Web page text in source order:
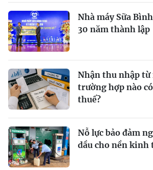
Nhà máy Sữa
30 năm thành lập
Nhận thu nhập
trường hợp nào
thuế?
Nỗ lực bảo đảm
dầu cho nền kinh